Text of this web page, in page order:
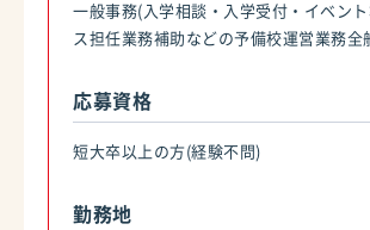
一般事務(入学相談・入学受付・イベン
ス担任業務補助などの予備校運営業務全
応募資格
短大卒以上の方(経験不問)
勤務地